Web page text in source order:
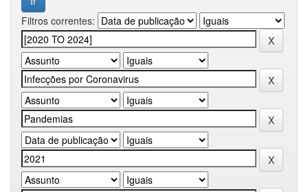
Filtros correntes: